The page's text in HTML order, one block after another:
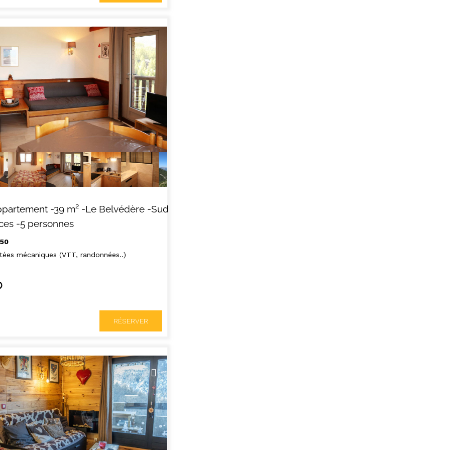
-39 m² -Le Belvédère -Sud
-5 personnes
mécaniques (VTT, randonnées..)
RÉSERVER